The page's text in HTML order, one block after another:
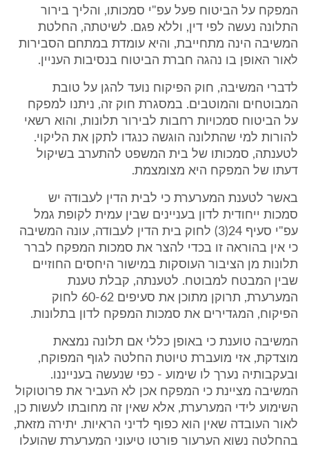
המפקח על הביטוח פעל עפ"י סמכותו, והליך בירור
התלונה נעשה לפי דין, וללא פגם. לשיטתה, החלטת
המשיבה הינה מתחייבת, והיא עומדת במתחם הסבירות
לאור האופן בו נהגה חברת הביטוח בנסיבות העניין.
לדברי המשיבה, חוק הפיקוח נועד להגן על טובת
המבוטחים והמוטבים. במסגרת חוק זה, ניתנו למפקח
על הביטוח סמכויות רחבות לבירור תלונות, והוא רשאי
להורות למי שהתלונה הוגשה כנגדו לתקן את הליקוי.
לטענתה, סמכותו של בית המשפט להתערב בשיקול
דעתו של המפקח היא מצומצמת.
באשר לטענת המערערת כי לבית הדין לעבודה יש
סמכות ייחודית לדון בעניינים שבין עמית לקופת גמל
עפ"י סעיף 24(3) לחוק בית הדין לעבודה, עונה המשיבה
כי אין בהוראה זו בכדי להצר את סמכות המפקח לברר
תלונות מן הציבור העוסקות במישור היחסים החוזיים
שבין המבטח למבוטח. לטענתה, קבלת טענת
המערערת, תרוקן מתוכן את סעיפים 60-62 לחוק
הפיקוח, המגדירים את סמכות המפקח לדון בתלונות.
המשיבה טוענת כי באופן כללי אם תלונה נמצאת
מוצדקת, אזי מועברת טיוטת החלטה לגוף המפוקח,
ובעקבותיה נערך לו שימוע - כפי שנעשה בענייננו.
המשיבה מציינת כי המפקח אכן לא העביר את פרוטוקול
השימוע לידי המערערת, אלא שאין זה מחובתו לעשות כן,
לאור העובדה שאין הוא כפוף לדיני הראיות. יתירה מזאת,
בהחלטה נשוא הערעור פורטו טיעוני המערערת שהועלו